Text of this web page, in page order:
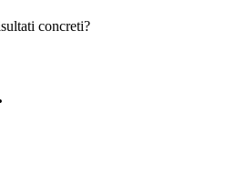
concreti?